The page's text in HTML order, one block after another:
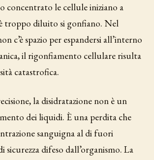
concentrato le cellule iniziano a
troppo diluito si gonfiano. Nel
c’è spazio per espandersi all’interno
il rigonfiamento cellulare risulta
catastrofica.
la disidratazione non è un
dei liquidi. È una perdita che
sanguigna al di fuori
sicurezza difeso dall’organismo. La